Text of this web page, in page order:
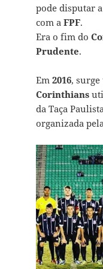
pode disputar a
com a FPF.
Era o fim do
Prudente.
Em 2016, surge
Corinthians
da Taça
organizada